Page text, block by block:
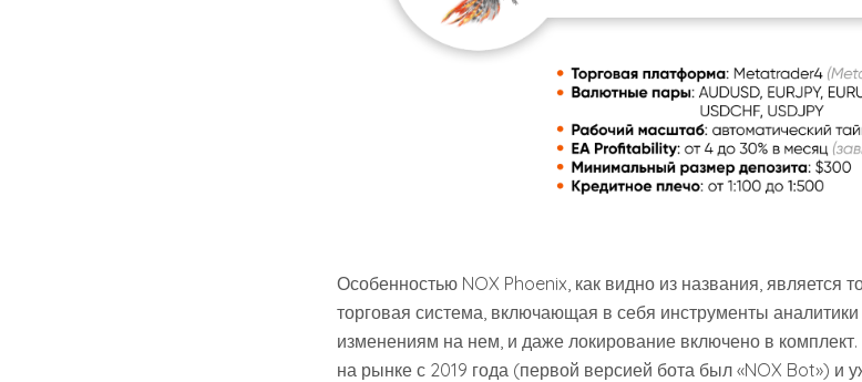
Особенностью NOX Phoenix, как видно из названия, является
торговая система, включающая в себя инструменты
изменениям на нем, и даже локирование включено в комплект.
на рынке с 2019 года (первой версией бота был «NOX Bot») и